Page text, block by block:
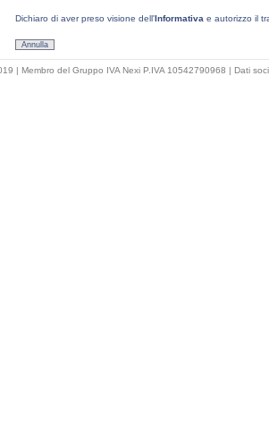
Dichiaro di aver preso visione dell'Informativa e autorizzo il
Annulla
| Membro del Gruppo IVA Nexi P.IVA 10542790968 | Dati